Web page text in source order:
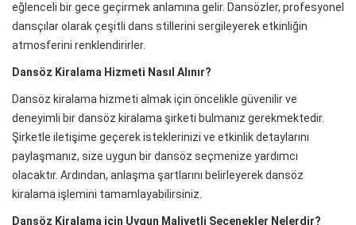
eğlenceli bir gece geçirmek anlamına gelir. Dansözler, profesyonel
dansçılar olarak çeşitli dans stillerini sergileyerek etkinliğin
atmosferini renklendirirler.
Dansöz Kiralama Hizmeti Nasıl Alınır?
Dansöz kiralama hizmeti almak için öncelikle güvenilir ve
deneyimli bir dansöz kiralama şirketi bulmanız gerekmektedir.
Şirketle iletişime geçerek isteklerinizi ve etkinlik detaylarını
paylaşmanız, size uygun bir dansöz seçmenize yardımcı
olacaktır. Ardından, anlaşma şartlarını belirleyerek dansöz
kiralama işlemini tamamlayabilirsiniz.
Dansöz Kiralama için Uygun Maliyetli Seçenekler Nelerdir?